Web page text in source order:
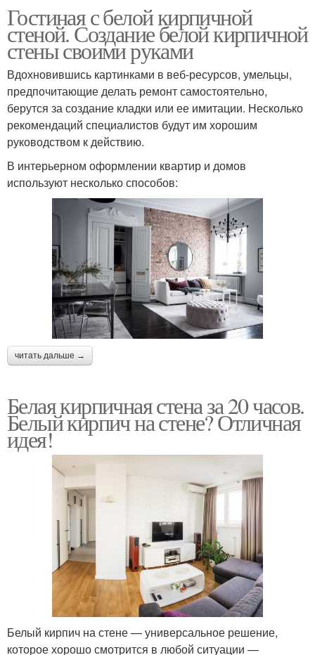
Гостиная с белой кирпичной
стеной. Создание белой кирпичной
стены своими руками
Вдохновившись картинками в веб-ресурсов, умельцы,
предпочитающие делать ремонт самостоятельно,
берутся за создание кладки или ее имитации. Несколько
рекомендаций специалистов будут им хорошим
руководством к действию.
В интерьерном оформлении квартир и домов
используют несколько способов:
читать дальше →
Белая кирпичная стена за 20 часов.
Белый кирпич на стене? Отличная
идея!
Белый кирпич на стене — универсальное решение,
которое хорошо смотрится в любой ситуации —